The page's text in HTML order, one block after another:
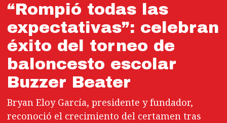
“Rompió todas las
expectativas”: celebran
éxito del torneo de
baloncesto escolar
Buzzer Beater
Bryan Eloy García, presidente y fundador,
reconoció el crecimiento del certamen tras